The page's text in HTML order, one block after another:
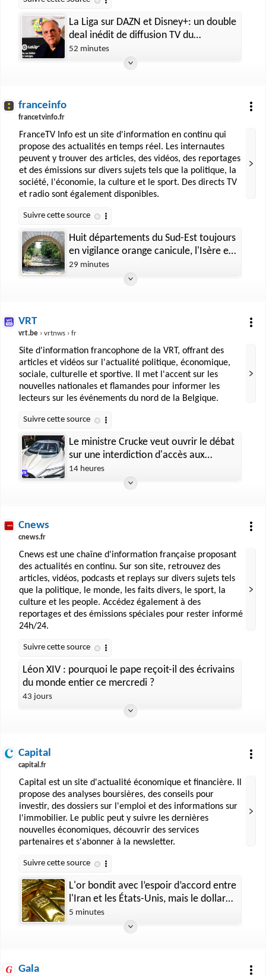
La Liga sur DAZN et Disney+: un double
deal inédit de diffusion TV du
championnat espagnol en France
52 minutes
franceinfo
francetvinfo.fr
FranceTV Info est un site d'information en continu qui
propose des actualités en temps réel. Les internautes
peuvent y trouver des articles, des vidéos, des reportages
et des émissions sur divers sujets tels que la politique, la
société, l'économie, la culture et le sport. Des directs TV
et radio sont également disponibles.
Huit départements du Sud-Est toujours
en vigilance orange canicule, l'Isère et
le Rhône repassent en alerte jaune
29 minutes
VRT
vrt.be › vrtnws › fr
Site d'information francophone de la VRT, offrant des
articles et vidéos sur l'actualité politique, économique,
sociale, culturelle et sportive. Il met l'accent sur les
nouvelles nationales et flamandes pour informer les
lecteurs sur les événements du nord de la Belgique.
Le ministre Crucke veut ouvrir le débat
sur une interdiction d'accès aux
véhicules très puissants aux
conducteurs novices
14 heures
Cnews
cnews.fr
Cnews est une chaîne d'information française proposant
des actualités en continu. Sur son site, retrouvez des
articles, vidéos, podcasts et replays sur divers sujets tels
que la politique, le monde, les faits divers, le sport, la
culture et les people. Accédez également à des
reportages et des émissions spéciales pour rester informé
24h/24.
Léon XIV : pourquoi le pape reçoit-il des écrivains
du monde entier ce mercredi ?
43 jours
Capital
capital.fr
Capital est un site d'actualité économique et financière. Il
propose des analyses boursières, des conseils pour
investir, des dossiers sur l'emploi et des informations sur
l'immobilier. Le public peut y suivre les dernières
nouvelles économiques, découvrir des services
partenaires et s'abonner à la newsletter.
L'or bondit avec l’espoir d’accord entre
l'Iran et les États-Unis, mais le dollar
flanche !
5 minutes
Gala